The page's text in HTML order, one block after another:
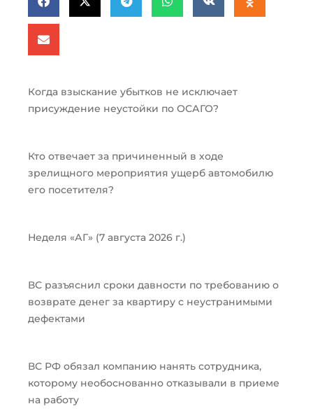
Когда взыскание убытков не исключает
присуждение неустойки по ОСАГО?
Кто отвечает за причиненный в ходе
зрелищного мероприятия ущерб автомобилю
его посетителя?
Неделя «АГ» (7 августа 2026 г.)
ВС разъяснил сроки давности по требованию о
возврате денег за квартиру с неустранимыми
дефектами
ВС РФ обязал компанию нанять сотрудника,
которому необоснованно отказывали в приеме
на работу